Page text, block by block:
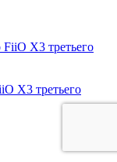
X3 третьего